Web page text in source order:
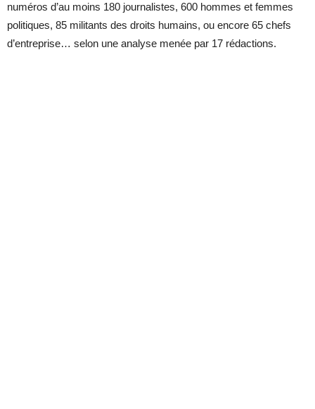
numéros d’au moins 180 journalistes, 600 hommes et femmes
politiques, 85 militants des droits humains, ou encore 65 chefs
d’entreprise… selon une analyse menée par 17 rédactions.